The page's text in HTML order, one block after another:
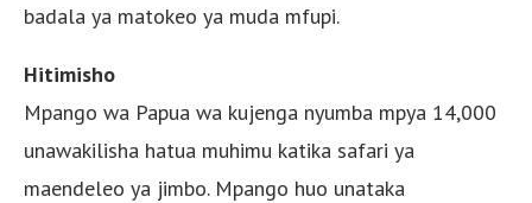
badala ya matokeo ya muda mfupi.
Hitimisho
Mpango wa Papua wa kujenga nyumba mpya 14,000
unawakilisha hatua muhimu katika safari ya
maendeleo ya jimbo. Mpango huo unataka